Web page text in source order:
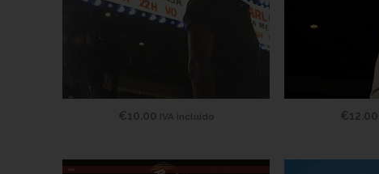
€10.00 IVA incluido €12.00